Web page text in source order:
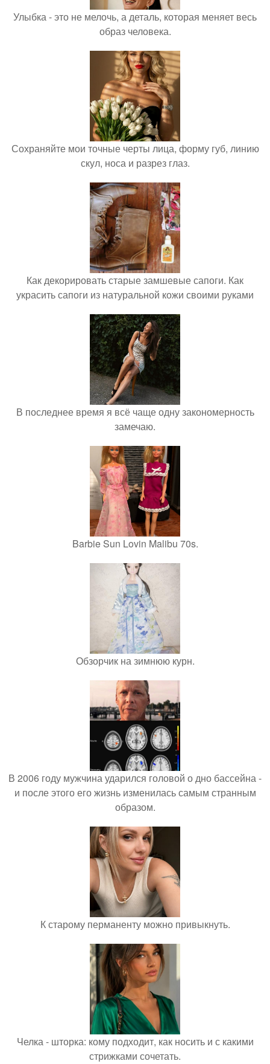
Улыбка - это не мелочь, а деталь, которая меняет весь
образ человека.
Сохраняйте мои точные черты лица, форму губ, линию
скул, носа и разрез глаз.
Как декорировать старые замшевые сапоги. Как
украсить сапоги из натуральной кожи своими руками
В последнее время я всё чаще одну закономерность
замечаю.
Barbie Sun Lovin Malibu 70s.
Обзорчик на зимнюю курн.
В 2006 году мужчина ударился головой о дно бассейна -
и после этого его жизнь изменилась самым странным
образом.
К старому перманенту можно привыкнуть.
Челка - шторка: кому подходит, как носить и с какими
стрижками сочетать.